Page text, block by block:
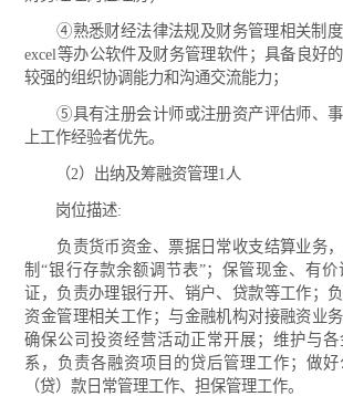
④熟悉财经法律法规及财务管理相关制度
excel等办公软件及财务管理软件；具备良好
较强的组织协调能力和沟通交流能力；
⑤具有注册会计师或注册资产评估师、事
上工作经验者优先。
（2）出纳及筹融资管理1人
岗位描述:
负责货币资金、票据日常收支结算业务，
制“银行存款余额调节表”；保管现金、有
证，负责办理银行开、销户、贷款等工作；
资金管理相关工作；与金融机构对接融资业务
确保公司投资经营活动正常开展；维护与
系，负责各融资项目的贷后管理工作；做
（贷）款日常管理工作、担保管理工作。